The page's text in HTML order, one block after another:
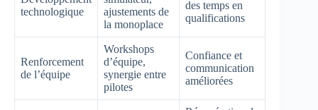
technologique
ajustements de
la monoplace
des temps en
qualifications
Renforcement
de l’équipe
Workshops
d’équipe,
synergie entre
pilotes
Confiance et
communication
améliorées